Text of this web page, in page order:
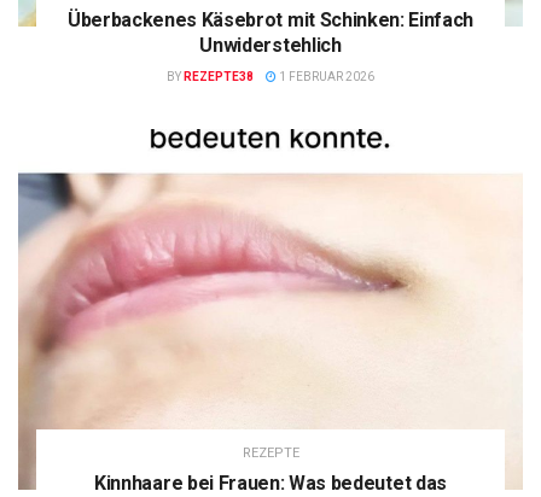
Überbackenes Käsebrot mit Schinken: Einfach
Unwiderstehlich
BY REZEPTE38 1 FEBRUAR 2026
REZEPTE
Kinnhaare bei Frauen: Was bedeutet das